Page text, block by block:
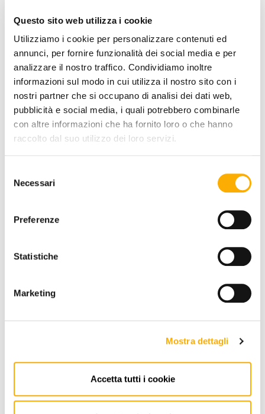
Questo sito web utilizza i cookie
Utilizziamo i cookie per personalizzare contenuti ed
annunci, per fornire funzionalità dei social media e per
analizzare il nostro traffico. Condividiamo inoltre
informazioni sul modo in cui utilizza il nostro sito con i
nostri partner che si occupano di analisi dei dati web,
pubblicità e social media, i quali potrebbero combinarle
con altre informazioni che ha fornito loro o che hanno
raccolto dal suo utilizzo dei loro servizi.
delNecessari
Preferenze
Statistiche
Marketing
Mostra dettagli
Accetta tutti i cookie
ACABADO DEL ASIENTO Y DEL RESPALDO:
COLORES: